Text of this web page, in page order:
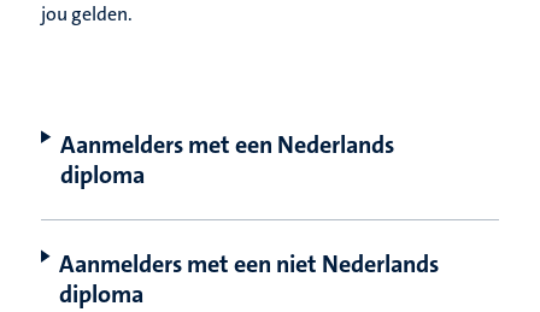
jou gelden.
Aanmelders met een Nederlands
diploma
Aanmelders met een niet Nederlands
diploma